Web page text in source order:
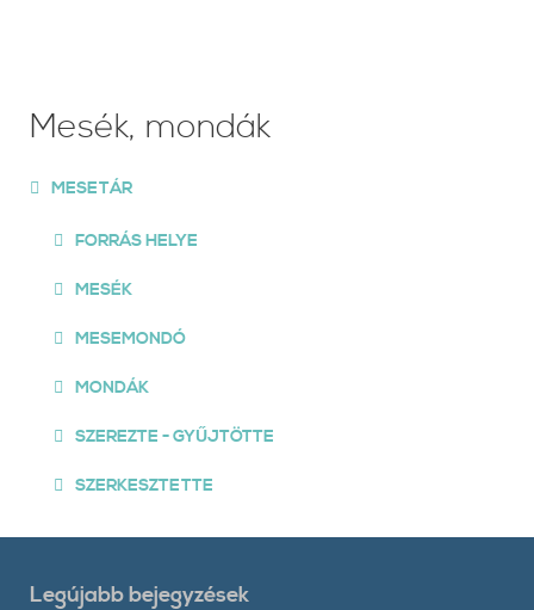
Mesék, mondák
MESETÁR
FORRÁS HELYE
MESÉK
MESEMONDÓ
MONDÁK
SZEREZTE - GYŰJTÖTTE
SZERKESZTETTE
Legújabb bejegyzések